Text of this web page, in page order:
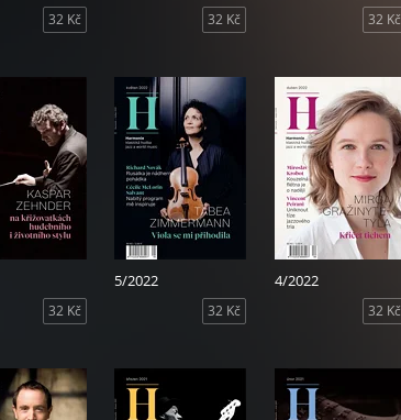
32 Kč 32 Kč 32 Kč
32 Kč
5/2022
32 Kč
4/2022
32 Kč